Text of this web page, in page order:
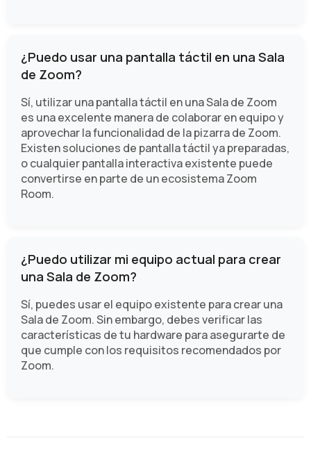
¿Puedo usar una pantalla táctil en una Sala
de Zoom?
Sí, utilizar una pantalla táctil en una Sala de Zoom
es una excelente manera de colaborar en equipo y
aprovechar la funcionalidad de la pizarra de Zoom.
Existen soluciones de pantalla táctil ya preparadas,
o cualquier pantalla interactiva existente puede
convertirse en parte de un ecosistema Zoom
Room.
¿Puedo utilizar mi equipo actual para crear
una Sala de Zoom?
Sí, puedes usar el equipo existente para crear una
Sala de Zoom. Sin embargo, debes verificar las
características de tu hardware para asegurarte de
que cumple con los requisitos recomendados por
Zoom.